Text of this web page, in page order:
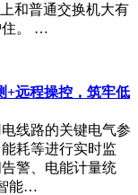
和普通交换机大有
住。 …
+远程操控，筑牢低
线路的关键电气参
耗等进行实时监
警、电能计量统
能…